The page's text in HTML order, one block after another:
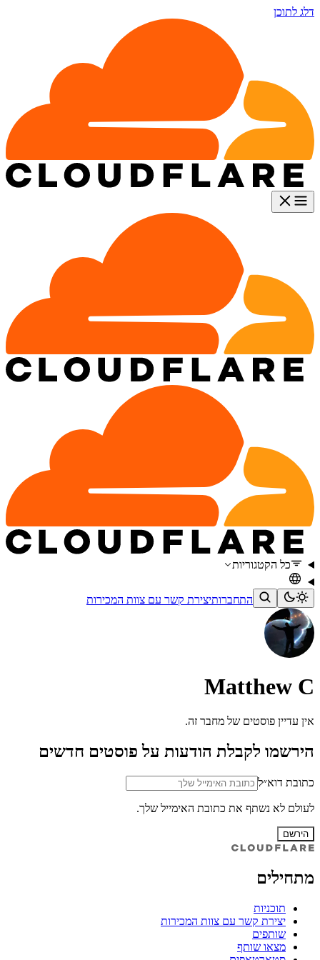
דלג לתוכן
כל הקטגוריות
התחברותיצירת קשר עם צוות המכירות
Matthew C
אין עדיין פוסטים של מחבר זה.
הירשמו לקבלת הודעות על פוסטים חדשים
כתובת דוא״ל
לעולם לא נשתף את כתובת האימייל שלך.
הירשם
מתחילים
תוכניות
יצירת קשר עם צוות המכירות
שותפים
מצאו שותף